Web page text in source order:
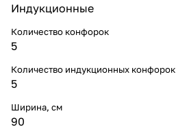
Индукционные
Количество конфорок
5
Количество индукционных конфорок
5
Ширина, см
90